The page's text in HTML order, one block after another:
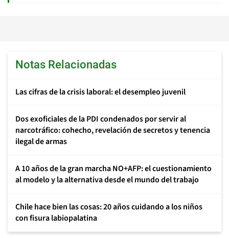
Notas Relacionadas
Las cifras de la crisis laboral: el desempleo juvenil
Dos exoficiales de la PDI condenados por servir al
narcotráfico: cohecho, revelación de secretos y tenencia
ilegal de armas
A 10 años de la gran marcha NO+AFP: el cuestionamiento
al modelo y la alternativa desde el mundo del trabajo
Chile hace bien las cosas: 20 años cuidando a los niños
con fisura labiopalatina